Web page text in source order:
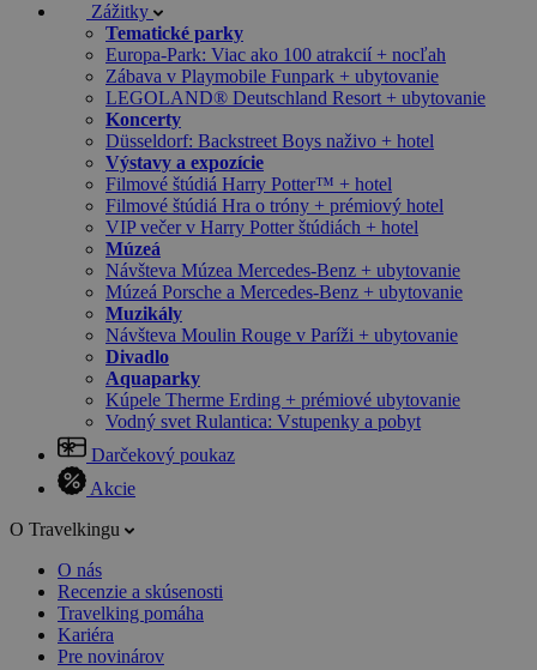
Zážitky
Tematické parky
Europa-Park: Viac ako 100 atrakcií + nocľah
Zábava v Playmobile Funpark + ubytovanie
LEGOLAND® Deutschland Resort + ubytovanie
Koncerty
Düsseldorf: Backstreet Boys naživo + hotel
Výstavy a expozície
Filmové štúdiá Harry Potter™ + hotel
Filmové štúdiá Hra o tróny + prémiový hotel
VIP večer v Harry Potter štúdiách + hotel
Múzeá
Návšteva Múzea Mercedes-Benz + ubytovanie
Múzeá Porsche a Mercedes-Benz + ubytovanie
Muzikály
Návšteva Moulin Rouge v Paríži + ubytovanie
Divadlo
Aquaparky
Kúpele Therme Erding + prémiové ubytovanie
Vodný svet Rulantica: Vstupenky a pobyt
Darčekový poukaz
Akcie
O Travelkingu
O nás
Recenzie a skúsenosti
Travelking pomáha
Kariéra
Pre novinárov